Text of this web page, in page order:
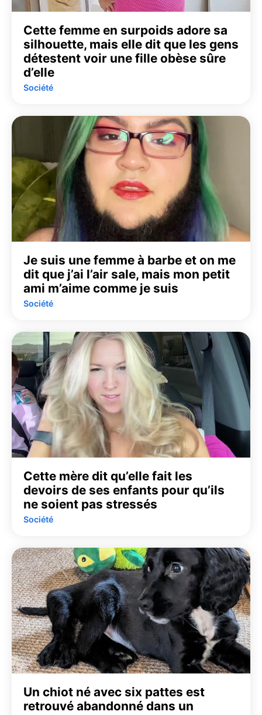
Cette femme en surpoids adore sa
silhouette, mais elle dit que les gens
détestent voir une fille obèse sûre
d’elle
Société
Je suis une femme à barbe et on me
dit que j’ai l’air sale, mais mon petit
ami m’aime comme je suis
Société
Cette mère dit qu’elle fait les
devoirs de ses enfants pour qu’ils
ne soient pas stressés
Société
Un chiot né avec six pattes est
retrouvé abandonné dans un